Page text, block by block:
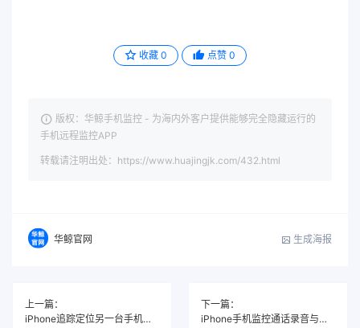
收藏 0 点赞 0
版权：华鲸手机监控 - 为海内外客户提供能够完全隐藏运行的
手机远程监控APP
转载请注明出处：https://www.huajingjk.com/432.html
华鲸官网 生成海报
上一篇：
iPhone追踪定位另一台手机位置方法,可视化地图跟踪定位
下一篇：
iPhone手机监控通话录音与键盘记录